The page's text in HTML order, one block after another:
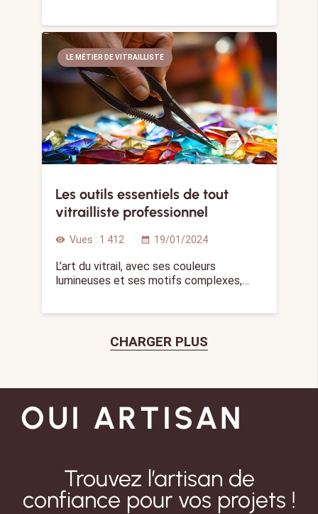
LE MÉTIER DE VITRAILLISTE
Les outils essentiels de tout
vitrailliste professionnel
visibility Vues : 1 412 calendar_month 19/01/2024
L’art du vitrail, avec ses couleurs
lumineuses et ses motifs complexes,…
CHARGER PLUS
OUI ARTISAN
Trouvez l’artisan de
confiance pour vos projets !